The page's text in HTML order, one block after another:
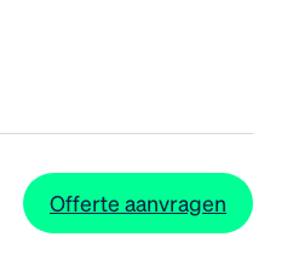
Offerte aanvragen